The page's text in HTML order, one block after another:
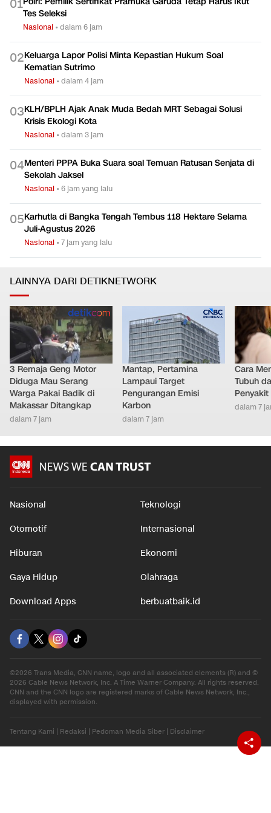
01
Tes Seleksi
Nasional •dalam 6 jam
02Keluarga Lapor Polisi Minta Kepastian Hukum Soal
Kematian Sutrimo
Nasional •dalam 4 jam
03KLH/BPLH Ajak Anak Muda Bedah MRT Sebagai Solusi
Krisis Ekologi Kota
Nasional •dalam 3 jam
04Menteri PPPA Buka Suara soal Temuan Ratusan Senjata di
Sekolah Jaksel
Nasional •6 jam yang lalu
05Karhutla di Bangka Tengah Tembus 118 Hektare Selama
Juli-Agustus 2026
Nasional •7 jam yang lalu
LAINNYA DARI DETIKNETWORK
3 Remaja Geng Motor
Diduga Mau Serang
Warga Pakai Badik di
Makassar Ditangkap
dalam 7 jam
Mantap, Pertamina
Lampaui Target
Pengurangan Emisi
Karbon
dalam 7 jam
Cara
Tubuh
dalam 7
Nasional Teknologi
Otomotif Internasional
Hiburan Ekonomi
Gaya Hidup Olahraga
Download Apps berbuatbaik.id
©2026 Trans Media, CNN name, logo and all associated elements (R) and ©
2026 Cable News Network, Inc. A Time Warner Company. All rights reserved.
CNN and the CNN logo are registered marks of Cable News Network, Inc.,
displayed with permission.
Tentang Kami Redaksi Pedoman Media Siber Disclaimer